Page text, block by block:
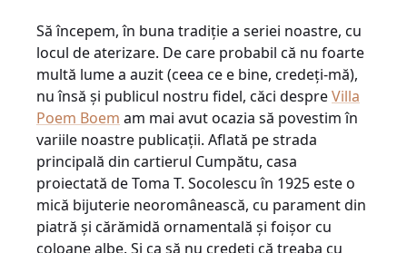
Să începem, în buna tradiţie a seriei noastre, cu
locul de aterizare. De care probabil că nu foarte
multă lume a auzit (ceea ce e bine, credeţi-mă),
nu însă şi publicul nostru fidel, căci despreVilla
Poem Boem am mai avut ocazia să povestim în
variile noastre publicaţii. Aflată pe strada
principală din cartierul Cumpătu, casa
proiectată de Toma T. Socolescu în 1925 este o
mică bijuterie neoromânească, cu parament din
piatră şi cărămidă ornamentală şi foişor cu
coloane albe. Şi ca să nu credeţi că treaba cu